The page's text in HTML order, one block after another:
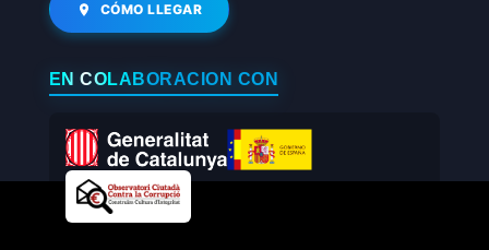
CÓMO LLEGAR
EN COLABORACIÓN CON